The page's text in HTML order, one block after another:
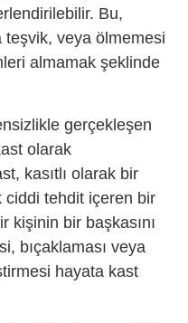
Bu,
veya ölmemesi
almamak şeklinde
gerçekleşen
olarak
kasıtlı olarak bir
ciddi tehdit içeren bir
kişinin bir başkasını
bıçaklaması veya
hayata kast